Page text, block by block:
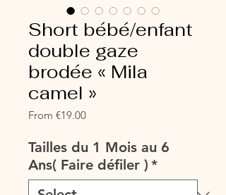
Short bébé/enfant
double gaze
brodée « Mila
camel »
From €19.00Sale
Tailles du 1 Mois au 6
Ans( Faire défiler ) *